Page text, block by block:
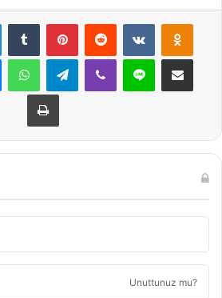
LinkedInTumblr PinterestReddit VKontakte
MessengerWhatsAppTelegramViber Line E-Posta ile
Yazdır
Unuttunuz mu?